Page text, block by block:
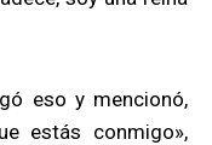
eso y mencionó,
estás conmigo»,